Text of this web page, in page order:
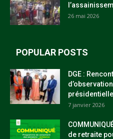
26 mai 2026
POPULAR POSTS
DGE :
7 janvier 2026
de retraite